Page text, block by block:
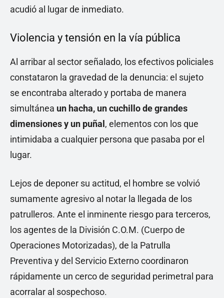
acudió al lugar de inmediato.
Violencia y tensión en la vía pública
Al arribar al sector señalado, los efectivos policiales
constataron la gravedad de la denuncia: el sujeto
se encontraba alterado y portaba de manera
simultánea un hacha, un cuchillo de grandes
dimensiones y un puñal , elementos con los que
intimidaba a cualquier persona que pasaba por el
lugar.
Lejos de deponer su actitud, el hombre se volvió
sumamente agresivo al notar la llegada de los
patrulleros. Ante el inminente riesgo para terceros,
los agentes de la División C.O.M. (Cuerpo de
Operaciones Motorizadas), de la Patrulla
Preventiva y del Servicio Externo coordinaron
rápidamente un cerco de seguridad perimetral para
acorralar al sospechoso.